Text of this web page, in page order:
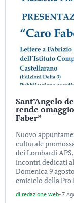
Sant’Angelo
rende
Faber”
Nuovo
culturale
dei Lombardi
incontri dedicati
Domenica 9
emiciclo della Pro
di redazione web-7